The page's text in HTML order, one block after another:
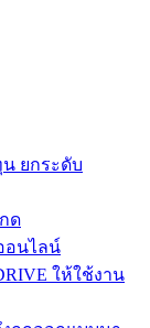
ยกระดับ
ด
อนไลน์
ให้ใช้งาน